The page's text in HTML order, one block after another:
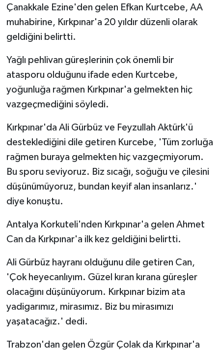
Çanakkale Ezine'den gelen Efkan Kurtcebe, AA
muhabirine, Kırkpınar'a 20 yıldır düzenli olarak
geldiğini belirtti.
Yağlı pehlivan güreşlerinin çok önemli bir
atasporu olduğunu ifade eden Kurtcebe,
yoğunluğa rağmen Kırkpınar'a gelmekten hiç
vazgeçmediğini söyledi.
Kırkpınar'da Ali Gürbüz ve Feyzullah Aktürk'ü
desteklediğini dile getiren Kurcebe, 'Tüm zorluğa
rağmen buraya gelmekten hiç vazgeçmiyorum.
Bu sporu seviyoruz. Biz sıcağı, soğuğu ve çilesini
düşünümüyoruz, bundan keyif alan insanlarız.'
diye konuştu.
Antalya Korkuteli'nden Kırkpınar'a gelen Ahmet
Can da Kırkpınar'a ilk kez geldiğini belirtti.
Ali Gürbüz hayranı olduğunu dile getiren Can,
'Çok heyecanlıyım. Güzel kıran kırana güreşler
olacağını düşünüyorum. Kırkpınar bizim ata
yadigarımız, mirasımız. Biz bu mirasımızı
yaşatacağız.' dedi.
Trabzon'dan gelen Özgür Çolak da Kırkpınar'a